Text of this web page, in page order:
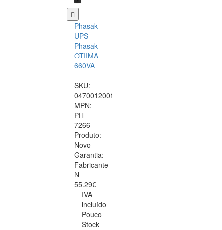
Phasak
UPS
Phasak
OTIIMA
660VA
SKU:
0470012001
MPN:
PH
7266
Produto:
Novo
Garantia:
Fabricante
N
55.29€
IVA
incluído
Pouco
Stock